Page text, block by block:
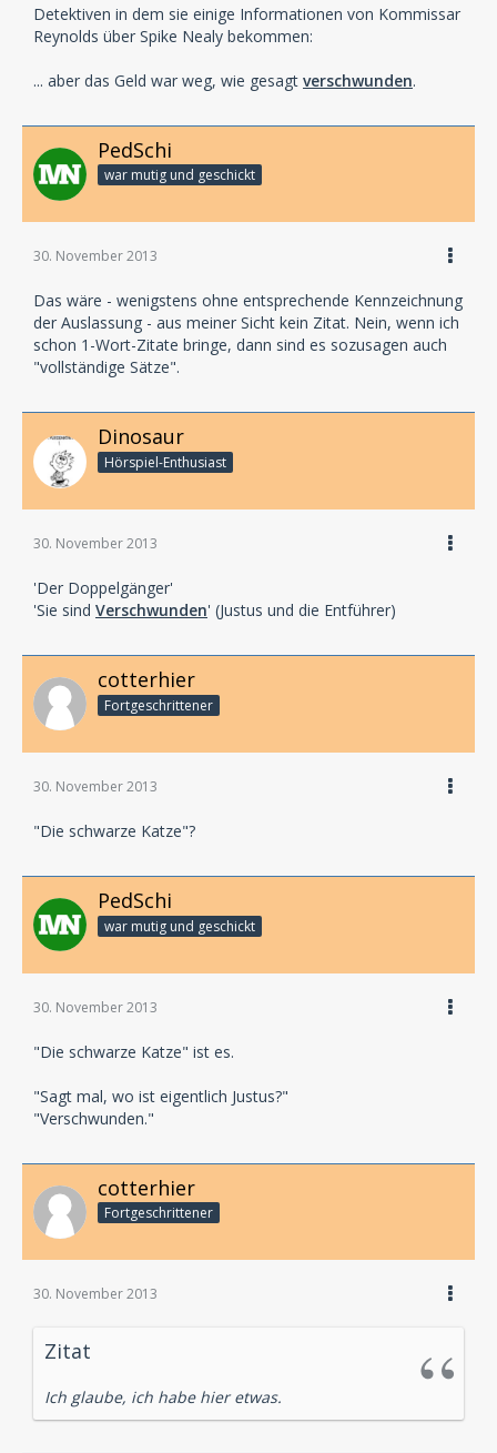
Detektiven in dem sie einige Informationen von Kommissar
Reynolds über Spike Nealy bekommen:
... aber das Geld war weg, wie gesagt verschwunden.
PedSchi
war mutig und geschickt
30. November 2013
Das wäre - wenigstens ohne entsprechende Kennzeichnung
der Auslassung - aus meiner Sicht kein Zitat. Nein, wenn ich
schon 1-Wort-Zitate bringe, dann sind es sozusagen auch
"vollständige Sätze".
Dinosaur
Hörspiel-En­thu­si­ast
30. November 2013
'Der Doppelgänger'
'Sie sind Verschwunden' (Justus und die Entführer)
cotterhier
Fortgeschrittener
30. November 2013
"Die schwarze Katze"?
PedSchi
war mutig und geschickt
30. November 2013
"Die schwarze Katze" ist es.
"Sagt mal, wo ist eigentlich Justus?"
"Verschwunden."
cotterhier
Fortgeschrittener
30. November 2013
Zitat
Ich glaube, ich habe hier etwas.